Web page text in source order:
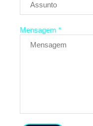
Mensagem *